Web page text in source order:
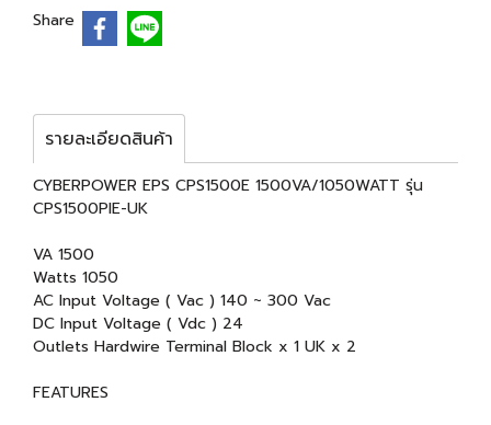
Share
รายละเอียดสินค้า
CYBERPOWER EPS CPS1500E 1500VA/1050WATT รุ่น
CPS1500PIE-UK
VA 1500
Watts 1050
AC Input Voltage ( Vac ) 140 ~ 300 Vac
DC Input Voltage ( Vdc ) 24
Outlets Hardwire Terminal Block x 1 UK x 2
FEATURES